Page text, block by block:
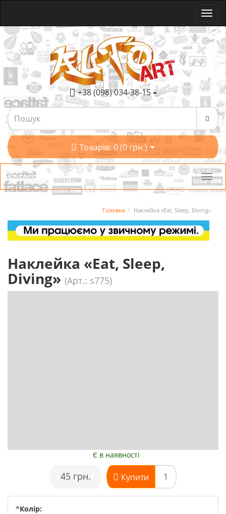
+38 (098) 034-38-15
Товарів: 0 (0 грн.)
Категорії
Головна Наклейка «Eat, Sleep, Diving»
Наклейка «Eat, Sleep,
Diving» (Арт.: s775)
Є в наявності
45 грн. Купити
*Колір: